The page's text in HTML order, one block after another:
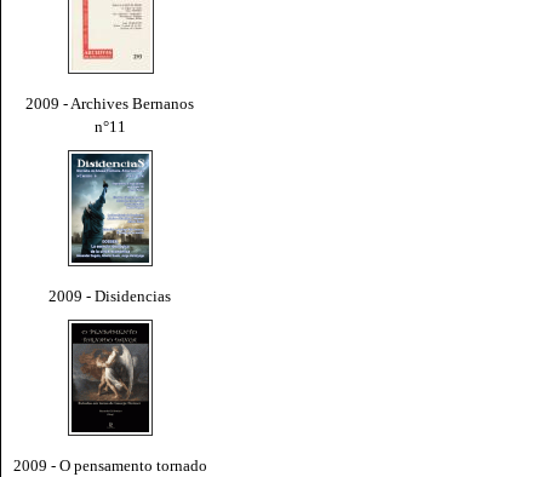
2009 - Archives Bernanos
n°11
2009 - Disidencias
2009 - O pensamento tornado